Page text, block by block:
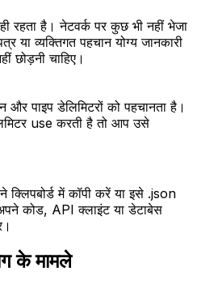
रहता है। नेटवर्क पर कुछ भी नहीं भेजा
या व्यक्तिगत पहचान योग्य जानकारी
छोड़नी चाहिए।
पाइप डेलिमिटरों को पहचानता है।
use करती है तो आप उसे
में कॉपी करें या इसे .json
कोड, API क्लाइंट या डेटाबेस
के मामले